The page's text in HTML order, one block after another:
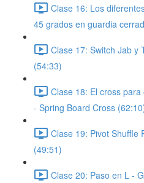
Clase 16: Los
45 grados en guardia
Clase 17: Switch Jab y
(54:33)
Clase 18: El cross
- Spring Board Cross
Clase 19: Pivot Shuffle
(49:51)
Clase 20: Paso en L -